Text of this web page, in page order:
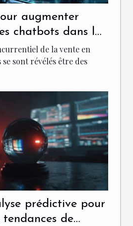
augmenter
chatbots dans la
de la vente en
sont révélés être des
prédictive pour
de